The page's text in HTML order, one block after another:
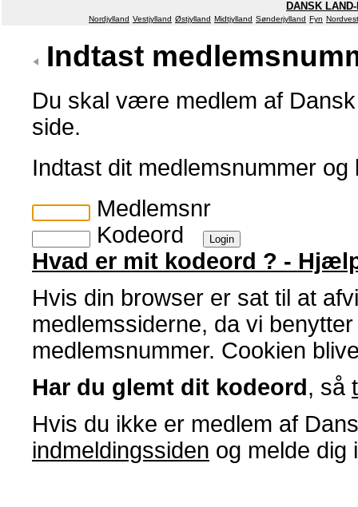
DANSK
Nordjylland Vestjylland Østjylland Midtjylland Sønderjylland Fyn
Indtast
Du skal være medlem af
side.
Indtast dit medlemsnummer og
Medlemsnr
Kodeord
Hvad er mit kodeord ? -
Hvis din browser er sat til at
medlemssiderne, da vi
medlemsnummer. Cookien
Har du glemt dit kodeord, så
Hvis du ikke er medlem af
indmeldingssiden og melde dig